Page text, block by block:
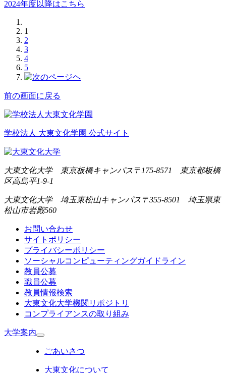
2024年度以降はこちら
1
2
3
4
5
前の画面に戻る
学校法人 大東文化学園 公式サイト
大東文化大学 東京板橋キャンパス 〒175-8571 東京都板橋
区高島平1-9-1
大東文化大学 埼玉東松山キャンパス 〒355-8501 埼玉県東
松山市岩殿560
お問い合わせ
サイトポリシー
プライバシーポリシー
ソーシャルコンピューティングガイドライン
教員公募
職員公募
教員情報検索
大東文化大学機関リポジトリ
コンプライアンスの取り組み
大学案内
ごあいさつ
大東文化について